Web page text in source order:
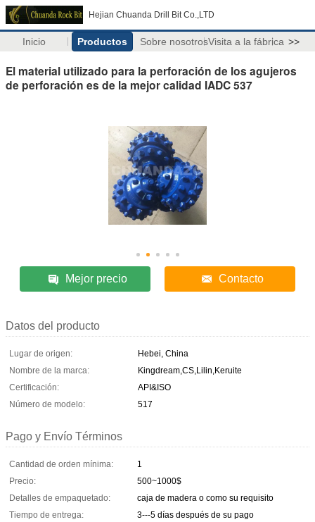
Hejian Chuanda Drill Bit Co.,LTD
Inicio Productos Sobre nosotrosVisita a la fábrica >>
El material utilizado para la perforación de los agujeros
de perforación es de la mejor calidad IADC 537
Mejor precio Contacto
Datos del producto
Lugar de origen:
Hebei, China
Nombre de la marca:
Kingdream,CS,Lilin,Keruite
Certificación:
API&ISO
Número de modelo:
517
Pago y Envío Términos
Cantidad de orden mínima:
1
Precio:
500~1000$
Detalles de empaquetado:
caja de madera o como su requisito
Tiempo de entrega:
3---5 días después de su pago